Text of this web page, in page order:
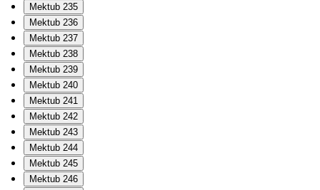
Mektub 235
Mektub 236
Mektub 237
Mektub 238
Mektub 239
Mektub 240
Mektub 241
Mektub 242
Mektub 243
Mektub 244
Mektub 245
Mektub 246